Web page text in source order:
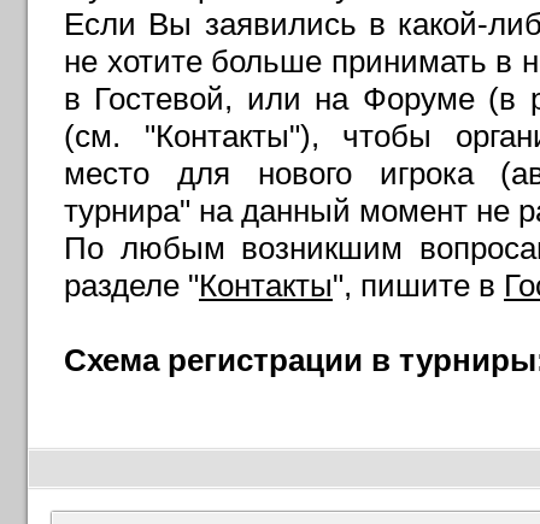
Если Вы заявились в какой-
не хотите больше принимать в
в Гостевой, или на Форуме (в
(см. "Контакты"), чтобы
место для нового игрока
турнира" на данный момент не
По любым возникшим
разделе "Контакты", пишите в
Схема регистрации в